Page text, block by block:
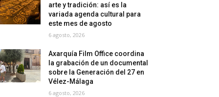
arte y tradición: así es la
variada agenda cultural para
este mes de agosto
6 agosto, 2026
Axarquía Film Office coordina
la grabación de un documental
sobre la Generación del 27 en
Vélez-Málaga
6 agosto, 2026